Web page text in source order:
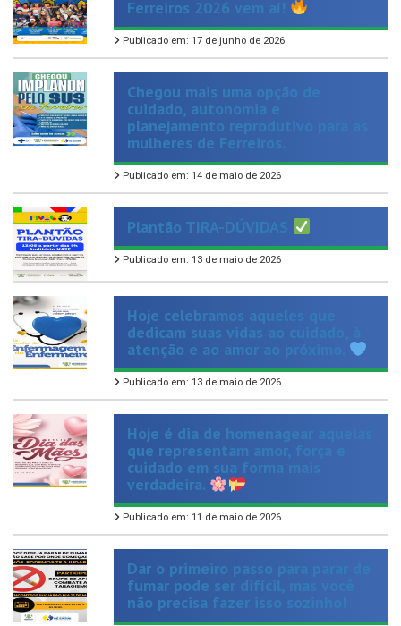
Publicado em: 17 de junho de 2026
Chegou mais uma opção de
cuidado, autonomia e
planejamento reprodutivo para as
mulheres de Ferreiros.
Publicado em: 14 de maio de 2026
Plantão TIRA-DÚVIDAS
Publicado em: 13 de maio de 2026
Hoje celebramos aqueles que
dedicam suas vidas ao cuidado, à
atenção e ao amor ao próximo.
Publicado em: 13 de maio de 2026
Hoje é dia de homenagear aquelas
que representam amor, força e
cuidado em sua forma mais
verdadeira.
Publicado em: 11 de maio de 2026
Dar o primeiro passo para parar de
fumar pode ser difícil, mas você
não precisa fazer isso sozinho!
Publicado em: 9 de maio de 2026